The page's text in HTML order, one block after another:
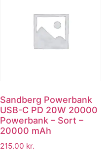
Sandberg Powerbank
USB-C PD 20W 20000
Powerbank – Sort –
20000 mAh
215.00 kr.